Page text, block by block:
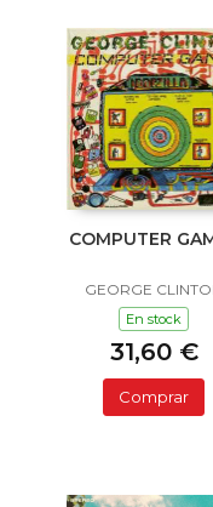
COMPUTER
GEORGE
En stock
31,60 €
Comprar